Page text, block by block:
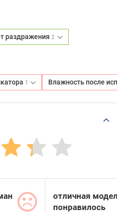
раздражения2
1 Влажность после
отличная
понравилось